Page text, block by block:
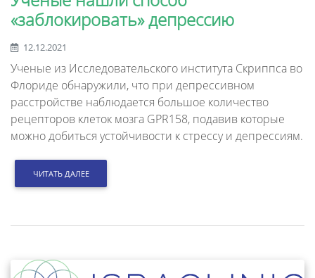
«заблокировать» депрессию
12.12.2021
Ученые из Исследовательского института Скриппса во
Флориде обнаружили, что при депрессивном
расстройстве наблюдается большое количество
рецепторов клеток мозга GPR158, подавив которые
можно добиться устойчивости к стрессу и депрессиям.
ЧИТАТЬ ДАЛЕЕ